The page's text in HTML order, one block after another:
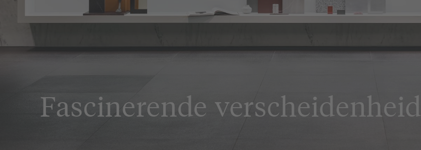
Fascinerende verscheidenheid